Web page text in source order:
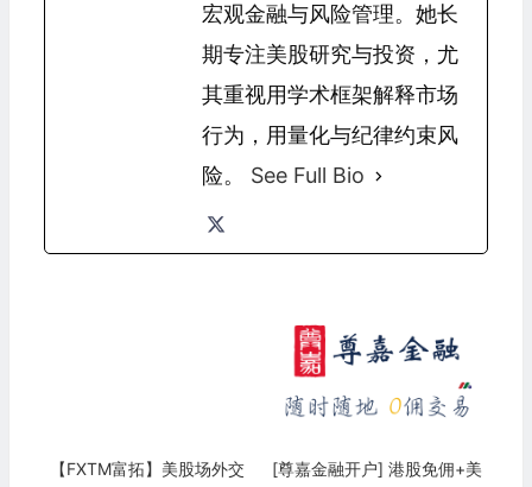
宏观金融与风险管理。她长
期专注美股研究与投资，尤
其重视用学术框架解释市场
行为，用量化与纪律约束风
险。 See Full Bio
【FXTM富拓】美股场外交 [尊嘉金融开户] 港股免佣+美